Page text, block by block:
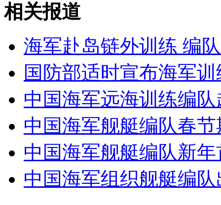
拍客：北京“雾霾压城”第5日
山西运城恶犬咬伤多人 警民合力深夜将其击毙
女孩北京地铁殴打老人 痛下狠手拳打脚踢
无痛分娩是否安全 医生回应
外交部：反对强权政治霸凌主义
相关报道
海军赴岛链外训练 编
国防部适时宣布海军
中国海军远海训练编
中国海军舰艇编队春
中国海军舰艇编队新
中国海军组织舰艇编